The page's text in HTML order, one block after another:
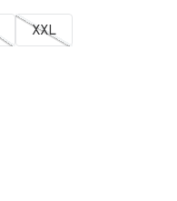
XXL